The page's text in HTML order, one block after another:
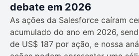
debate em 2026
As ações da Salesforce caíram
acumulado do ano em 2026,
de US$ 187 por ação, e nossa